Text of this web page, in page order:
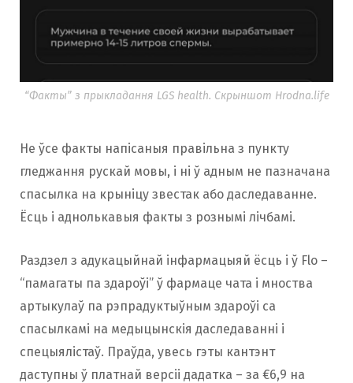
“Факты” з прыкладання LGS health. Скрыншот Hrodna.life
Не ўсе факты напісаныя правільна з пункту
гледжання рускай мовы, і ні ў адным не пазначана
спасылка на крыніцу звестак або даследаванне.
Ёсць і аднолькавыя факты з рознымі лічбамі.
Раздзел з адукацыйнай інфармацыяй ёсць і ў Flo –
“памагаты па здароўі” ў фармаце чата і мноства
артыкулаў па рэпрадуктыўным здароўі са
спасылкамі на медыцынскія даследаванні і
спецыялістаў. Праўда, увесь гэты кантэнт
даступны ў платнай версіі дадатка – за €6,9 на